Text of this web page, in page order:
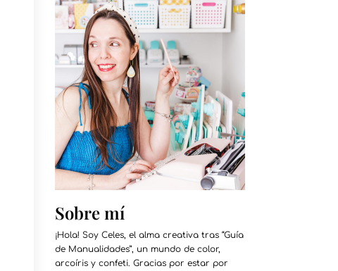
Sobre mí
¡Hola! Soy Celes, el alma creativa tras “Guía
de Manualidades”, un mundo de color,
arcoíris y confeti. Gracias por estar por